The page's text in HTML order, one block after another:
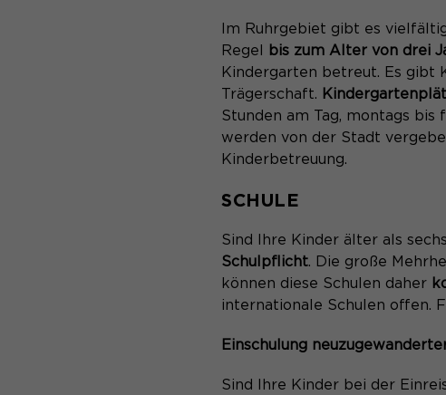
Im Ruhrgebiet gibt es
Regel
bis zum Alter von drei
Kindergarten betreut. Es gibt
Trägerschaft.
Stunden am Tag, montags
werden von der Stadt
Kinderbetreuung.
SCHULE
Sind Ihre Kinder älter als
Schulpflicht. Die große
können diese Schulen daher
internationale Schulen offen.
Einschulung
Sind Ihre Kinder bei der